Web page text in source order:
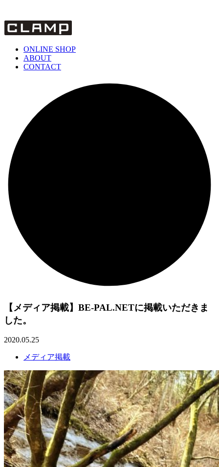
ONLINE SHOP
ABOUT
CONTACT
【メディア掲載】BE-PAL.NETに掲載いただきま
した。
2020.05.25
メディア掲載